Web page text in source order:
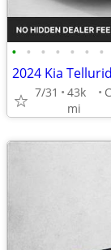
• • • • • • •
2024 Kia
7/31
43k
mi